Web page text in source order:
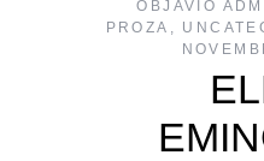
OBJAVIO
PROZA ,